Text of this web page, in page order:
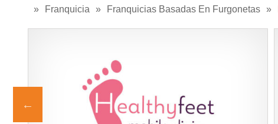
» Franquicia » Franquicias Basadas En Furgonetas »